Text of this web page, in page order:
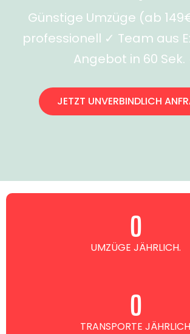
Günstige Umzüge (ab
professionell ✓ Team aus
Angebot in 60 Sek.
JETZT UNVERBINDLICH
UMZÜGE JÄHRLICH.
0
TRANSPORTE
0